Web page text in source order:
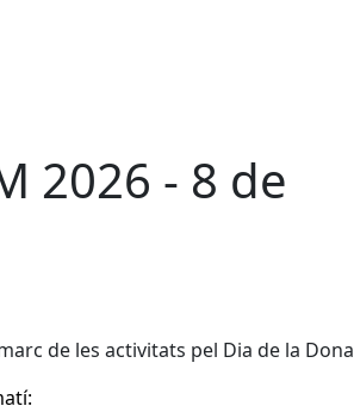
2026 - 8 de
de les activitats pel Dia de la Dona